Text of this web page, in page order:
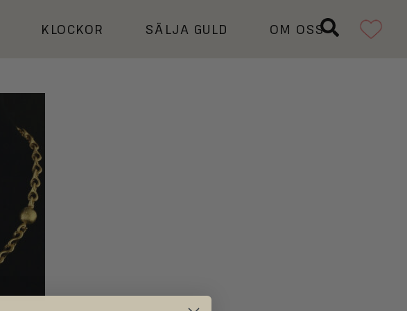
KLOCKOR SÄLJA GULD OM OSS